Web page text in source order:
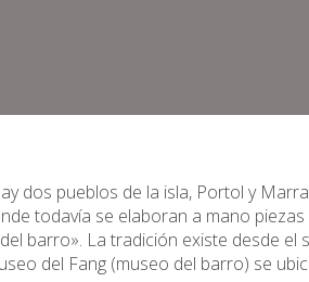
dos pueblos de la isla, Portol y
todavía se elaboran a mano
barro». La tradición existe desde
del Fang (museo del barro) se